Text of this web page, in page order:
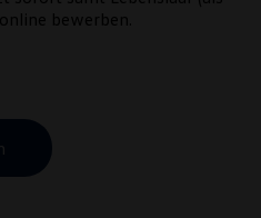
online bewerben.